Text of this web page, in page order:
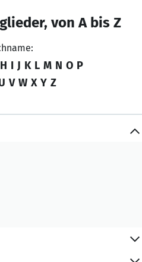
von A bis Z
H I J K L M N O P
V W X Y Z